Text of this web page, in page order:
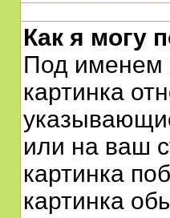
Как я могу
Под именем
картинка
или на ваш
картинка
картинка